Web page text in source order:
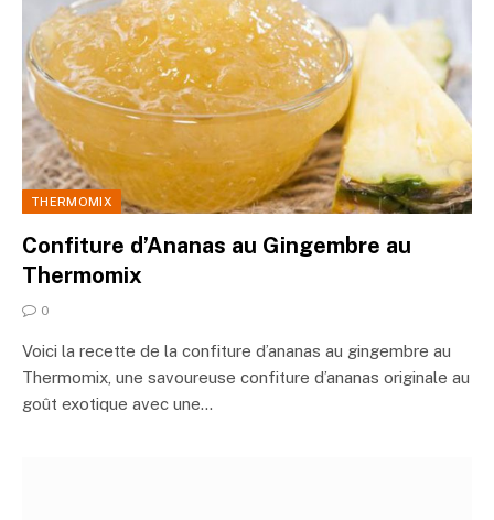
THERMOMIX
Confiture d’Ananas au Gingembre au
Thermomix
0
Voici la recette de la confiture d’ananas au gingembre au
Thermomix, une savoureuse confiture d’ananas originale au
goût exotique avec une…